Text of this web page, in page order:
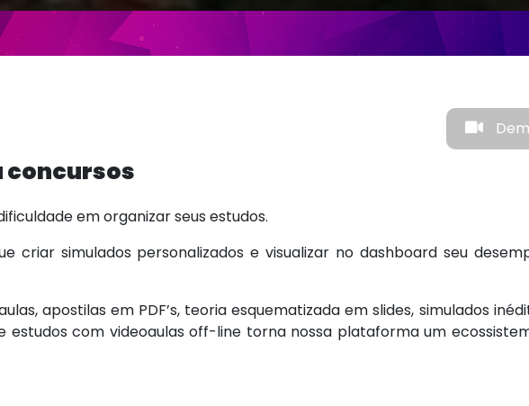
concursos
em organizar seus estudos.
criar simulados personalizados e visualizar no dashboard seu
apostilas em PDF’s, teoria esquematizada em slides, simulados
estudos com videoaulas off-line torna nossa plataforma um